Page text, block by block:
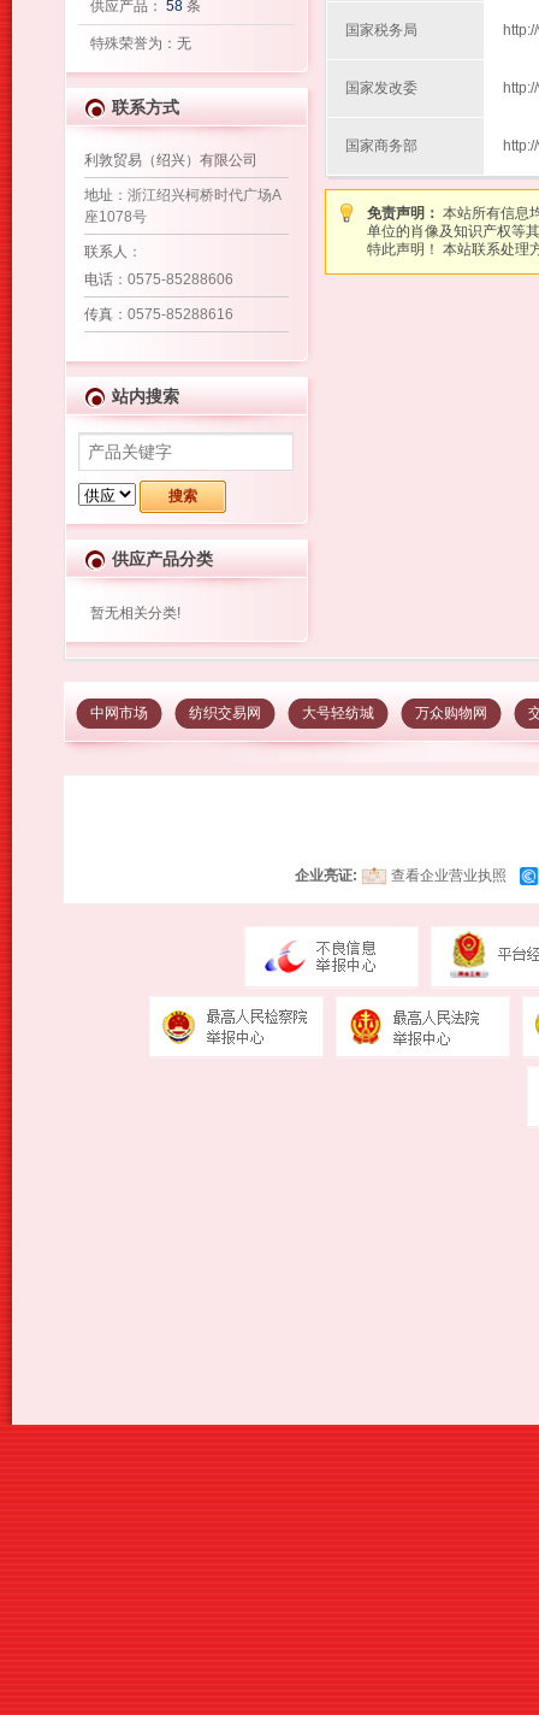
供应产品： 58 条
特殊荣誉为：无
联系方式
利敦贸易（绍兴）有限公司
地址 ：浙江绍兴柯桥时代广场A
座1078号
联系人 ：
电话 ：0575-85288606
传真 ：0575-85288616
站内搜索
供应产品分类
暂无相关分类!
国家税务局
国家发改委
国家商务部
免责声明： 本站所有信息
单位的肖像及知识产权等
特此声明！ 本站联系处理
中网市场 纺织交易网 大号轻纺城 万众购物网
企业亮证: 查看企业营业执照